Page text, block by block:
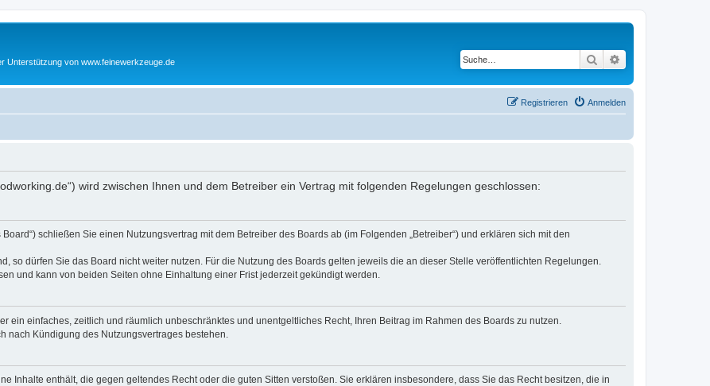
Unterstützung von www.feinewerkzeuge.de Suche
Anmelden
Registrieren
wird zwischen Ihnen und dem Betreiber ein Vertrag mit folgenden Regelungen geschlossen:
schließen Sie einen Nutzungsvertrag mit dem Betreiber des Boards ab (im Folgenden „Betreiber“) und erklären sich mit den
so dürfen Sie das Board nicht weiter nutzen. Für die Nutzung des Boards gelten jeweils die an dieser Stelle veröffentlichten Regelungen.
und kann von beiden Seiten ohne Einhaltung einer Frist jederzeit gekündigt werden.
ein einfaches, zeitlich und räumlich unbeschränktes und unentgeltliches Recht, Ihren Beitrag im Rahmen des Boards zu nutzen.
nach Kündigung des Nutzungsvertrages bestehen.
Inhalte enthält, die gegen geltendes Recht oder die guten Sitten verstoßen. Sie erklären insbesondere, dass Sie das Recht besitzen, die in